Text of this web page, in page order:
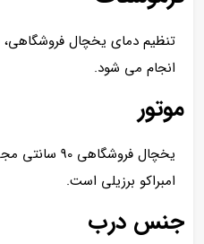
تنظیم دمای یخچال فروشگاهی،
انجام می شود.
موتور
یخچال
امبراکو برزیلی است.
جنس درب